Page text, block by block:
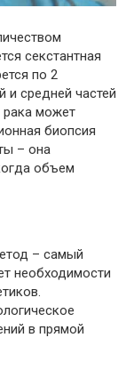
секстантная
по 2
и средней частей
может
биопсия
– она
объем
– самый
необходимости
в прямой